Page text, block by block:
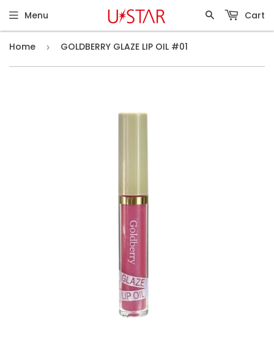
Menu Cart
Home › GOLDBERRY GLAZE LIP OIL #01